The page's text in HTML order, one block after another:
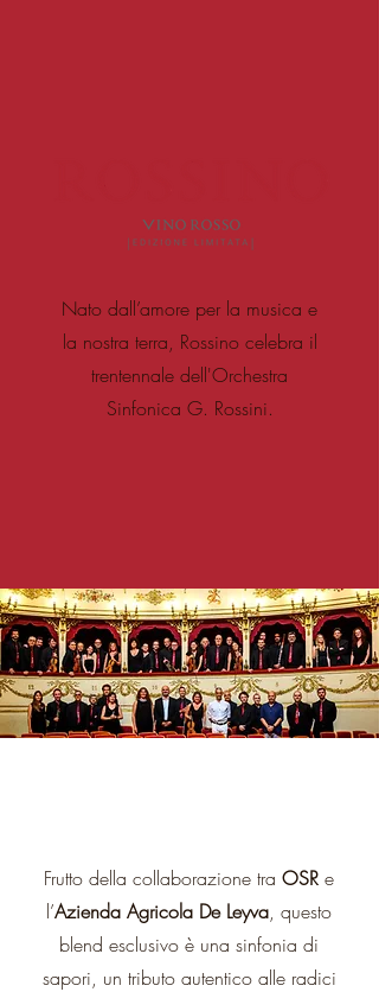
Nato dall’amore per la musica e
la nostra terra, Rossino celebra il
trentennale dell'Orchestra
Sinfonica G. Rossini.
Frutto della collaborazione tra OSR e
l’Azienda Agricola De Leyva, questo
blend esclusivo è una sinfonia di
sapori, un tributo autentico alle radici